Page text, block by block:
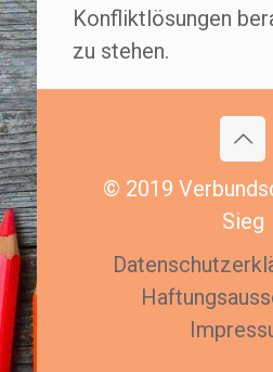
Konfliktlösungen
zu stehen.
© 2019
Sieg